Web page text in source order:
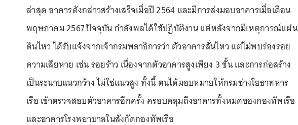
ล่าสุด อาคารดังกล่าวสร้างเสร็จเมื่อปี 2564 และมีการส่งมอบอาคารเมื่อเดือน
พฤษภาคม 2567 ปัจจุบัน กำลังพลได้ใช้ปฏิบัติงาน แต่หลังจากมีเหตุการณ์แผ่น
ดินไหว ได้รับแจ้งจากเจ้ากรมพลาธิการว่า ตัวอาคารสั่นไหว แต่ไม่พบร่องรอย
ความเสียหาย เช่น รอยร้าว เนื่องจากตัวอาคารสูงเพียง 3 ชั้น และการก่อสร้าง
เป็นระนาบแนวกว้าง ไม่ใช่แนวสูง ทั้งนี้ ตนได้มอบหมายให้กรมช่างโยธาทหาร
เรือ เข้าตรวจสอบตัวอาคารอีกครั้ง ครอบคลุมถึงอาคารทั้งหมดของกองทัพเรือ
และอาคารโรงพยาบาลในสังกัดกองทัพเรือ